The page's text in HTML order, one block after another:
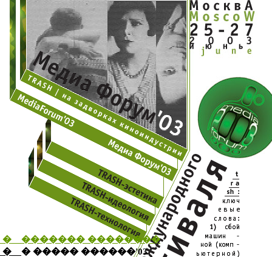
� __������� ��������
�
� ����� ������'03